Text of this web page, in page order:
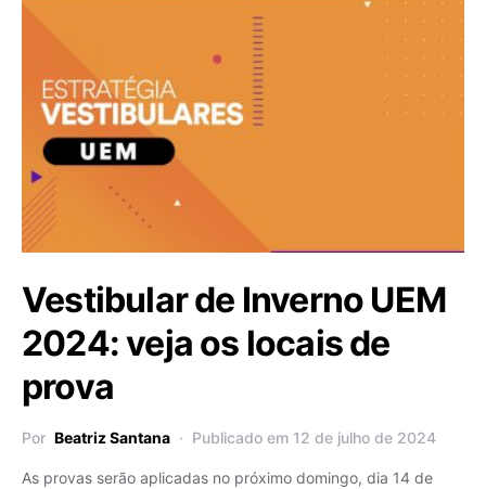
Vestibular de Inverno UEM
2024: veja os locais de
prova
Por Beatriz Santana Publicado em 12 de julho de 2024
As provas serão aplicadas no próximo domingo, dia 14 de